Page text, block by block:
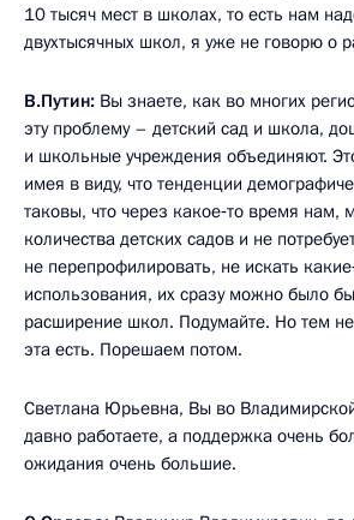
10 тысяч мест в школах, то есть нам
двухтысячных школ, я уже не говорю о
В.Путин: Вы знаете, как во многих
эту проблему – детский сад и школа,
и школьные учреждения объединяют.
имея в виду, что тенденции
таковы, что через какое‑то время нам,
количества детских садов и не
не перепрофилировать, не искать
использования, их сразу можно было
расширение школ. Подумайте. Но тем
эта есть. Порешаем потом.
Светлана Юрьевна, Вы во
давно работаете, а поддержка очень
ожидания очень большие.